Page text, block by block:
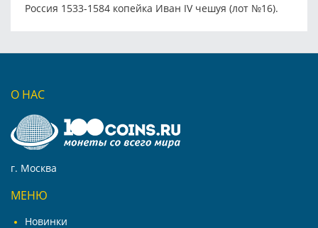
Россия 1533-1584 копейка Иван IV чешуя (лот №16).
О НАС
г. Москва
МЕНЮ
Новинки